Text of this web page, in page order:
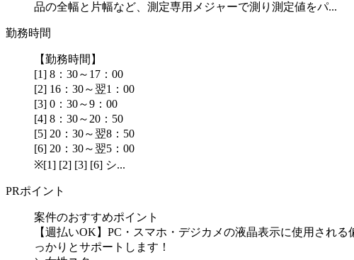
品の全幅と片幅など、測定専用メジャーで測り測定値をパ...
勤務時間
【勤務時間】
[1] 8：30～17：00
[2] 16：30～翌1：00
[3] 0：30～9：00
[4] 8：30～20：50
[5] 20：30～翌8：50
[6] 20：30～翌5：00
※[1] [2] [3] [6] シ...
PRポイント
案件のおすすめポイント
【週払いOK】PC・スマホ・デジカメの液晶表示に使用され
っかりとサポートします！